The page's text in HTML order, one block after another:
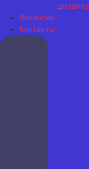
дизайна
Вакансии
Контакты